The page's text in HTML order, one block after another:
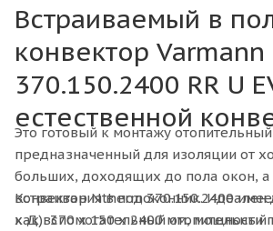
Встраиваемый в
конвектор
370.150.2400 RR U
естественной
Это готовый к монтажу
предназначенный для изоляции от
больших, доходящих до пола окон, а
встраивания в подоконник.
как вспомогательный отопительный
Конвектор Ntherm 370.150.2400
x Д): 370 х 150 х 2400 мм, мощности